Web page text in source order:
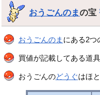
おうごんのまの宝
おうごんのま にある2つ
買値が記載してある道
おうごんのどうぐはほ